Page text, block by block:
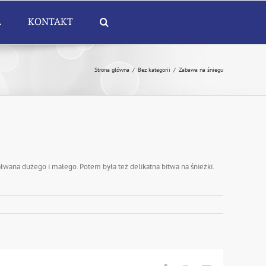
KONTAKT
Strona główna / Bez kategorii / Zabawa na śniegu
dużego i małego. Potem była też delikatna bitwa na śnieżki.